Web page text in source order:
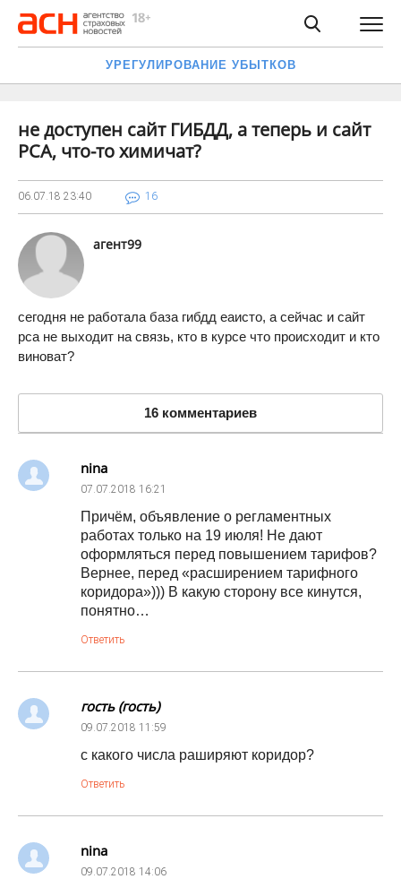
УРЕГУЛИРОВАНИЕ УБЫТКОВ
не доступен сайт ГИБДД, а теперь и сайт
РСА, что-то химичат?
06.07.18 23:40 16
агент99
сегодня не работала база гибдд еаисто, а сейчас и сайт
рса не выходит на связь, кто в курсе что происходит и кто
виноват?
16 комментариев
nina
07.07.2018 16:21
Причём, объявление о регламентных
работах только на 19 июля! Не дают
оформляться перед повышением тарифов?
Вернее, перед «расширением тарифного
коридора»))) В какую сторону все кинутся,
понятно…
Ответить
гость (гость)
09.07.2018 11:59
с какого числа раширяют коридор?
Ответить
nina
09.07.2018 14:06